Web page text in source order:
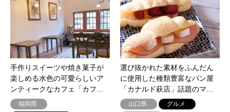
手作りスイーツや焼き菓子が
楽しめる水色の可愛らしいア
ンティークなカフェ「カフ…
福岡県
選び抜かれた素材をふんだん
に使用した種類豊富なパン屋
「カナルド萩店」話題のマ…
山口県
グルメ